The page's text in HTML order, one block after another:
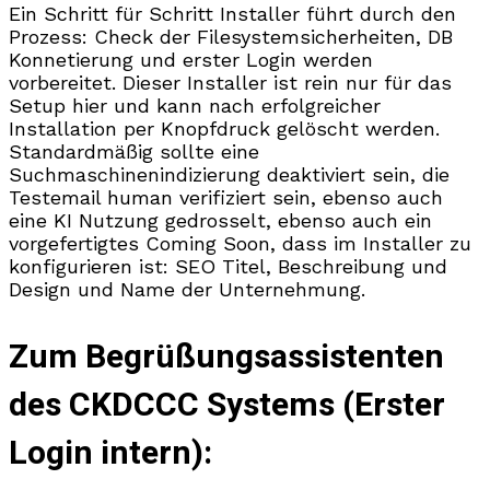
Ein Schritt für Schritt Installer führt durch den
Prozess: Check der Filesystemsicherheiten, DB
Konnetierung und erster Login werden
vorbereitet. Dieser Installer ist rein nur für das
Setup hier und kann nach erfolgreicher
Installation per Knopfdruck gelöscht werden.
Standardmäßig sollte eine
Suchmaschinenindizierung deaktiviert sein, die
Testemail human verifiziert sein, ebenso auch
eine KI Nutzung gedrosselt, ebenso auch ein
vorgefertigtes Coming Soon, dass im Installer zu
konfigurieren ist: SEO Titel, Beschreibung und
Design und Name der Unternehmung.
Zum Begrüßungsassistenten
des CKDCCC Systems (Erster
Login intern):